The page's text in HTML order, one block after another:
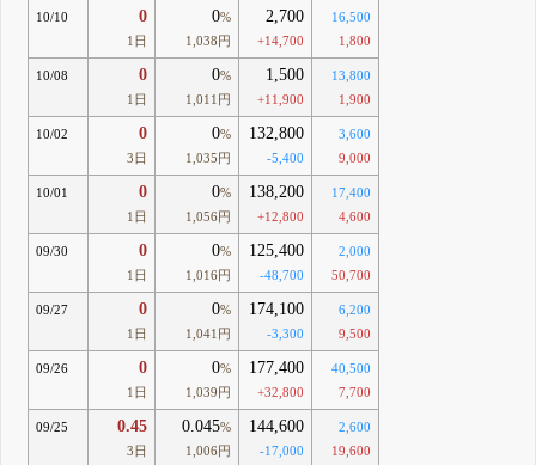
10/10 0
1日
0%
1,038円
2,700
+14,700
16,500
1,800
10/08 0
1日
0%
1,011円
1,500
+11,900
13,800
1,900
10/02 0
3日
0%
1,035円
132,800
-5,400
3,600
9,000
10/01 0
1日
0%
1,056円
138,200
+12,800
17,400
4,600
09/30 0
1日
0%
1,016円
125,400
-48,700
2,000
50,700
09/27 0
1日
0%
1,041円
174,100
-3,300
6,200
9,500
09/26 0
1日
0%
1,039円
177,400
+32,800
40,500
7,700
09/25 0.45
3日
0.045%
1,006円
144,600
-17,000
2,600
19,600